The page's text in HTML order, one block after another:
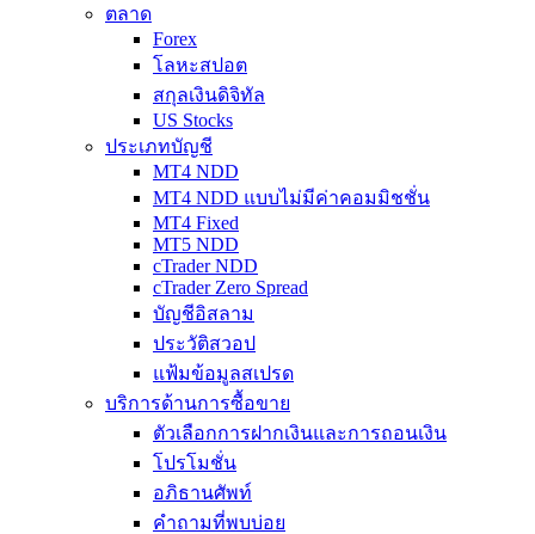
ตลาด
Forex
โลหะสปอต
สกุลเงินดิจิทัล
US Stocks
ประเภทบัญชี
MT4 NDD
MT4 NDD แบบไม่มีค่าคอมมิชชั่น
MT4 Fixed
MT5 NDD
cTrader NDD
cTrader Zero Spread
บัญชีอิสลาม
ประวัติสวอป
แฟ้มข้อมูลสเปรด
บริการด้านการซื้อขาย
ตัวเลือกการฝากเงินและการถอนเงิน
โปรโมชั่น
อภิธานศัพท์
คำถามที่พบบ่อย